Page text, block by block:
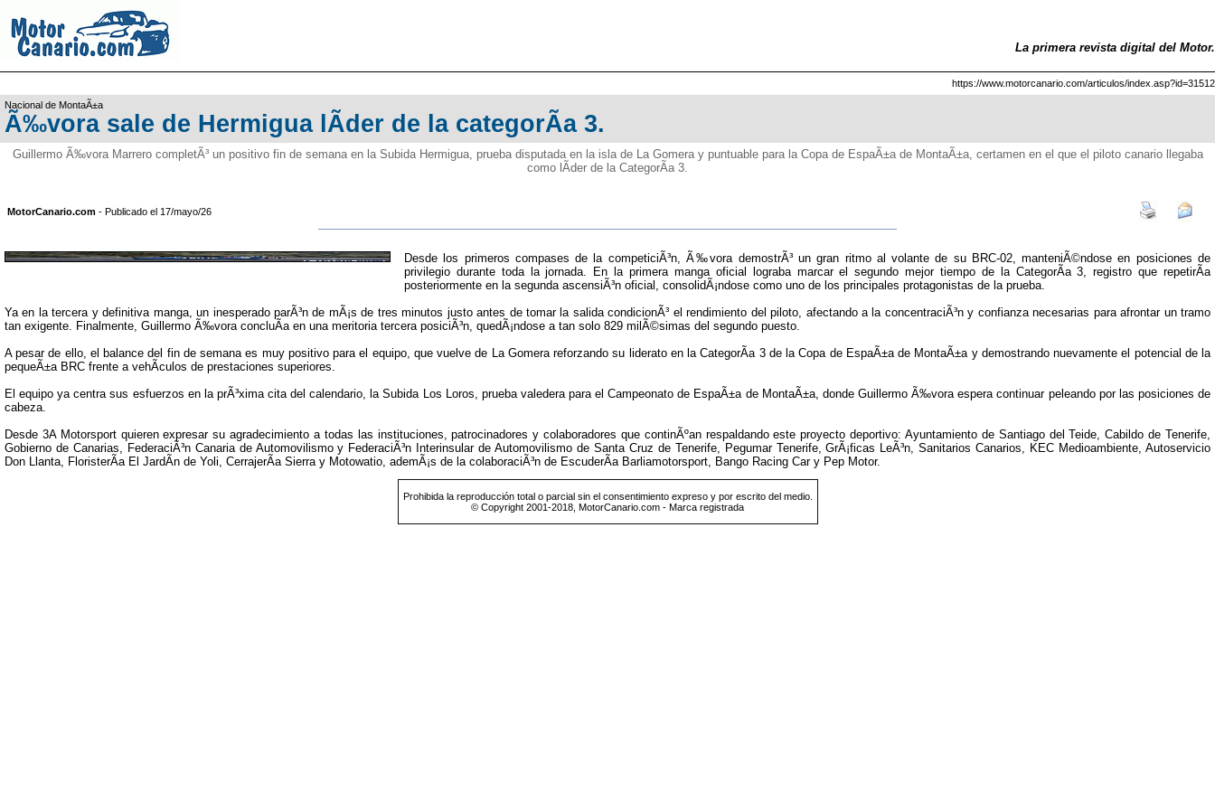
La primera revista digital del Motor.
https://www.motorcanario.com/articulos/index.asp?id=31512
Nacional de MontaÃ±a
Ã‰vora sale de Hermigua lÃ­der de la categorÃ­a 3.
Guillermo Ã‰vora Marrero completÃ³ un positivo fin de semana en la Subida Hermigua, prueba disputada en la isla de La Gomera y puntuable para la Copa de EspaÃ±a de MontaÃ±a, certamen en el que el piloto canario llegaba
como lÃ­der de la CategorÃ­a 3.
MotorCanario.com - Publicado el 17/mayo/26
Desde los primeros compases de la competiciÃ³n, Ã‰vora demostrÃ³ un gran ritmo al volante de su BRC-02, manteniÃ©ndose en posiciones de
privilegio durante toda la jornada. En la primera manga oficial lograba marcar el segundo mejor tiempo de la CategorÃ­a 3, registro que repetirÃ­a
posteriormente en la segunda ascensiÃ³n oficial, consolidÃ¡ndose como uno de los principales protagonistas de la prueba.
Ya en la tercera y definitiva manga, un inesperado parÃ³n de mÃ¡s de tres minutos justo antes de tomar la salida condicionÃ³ el rendimiento del piloto, afectando a la concentraciÃ³n y confianza necesarias para afrontar un tramo
tan exigente. Finalmente, Guillermo Ã‰vora concluÃ­a en una meritoria tercera posiciÃ³n, quedÃ¡ndose a tan solo 829 milÃ©simas del segundo puesto.
A pesar de ello, el balance del fin de semana es muy positivo para el equipo, que vuelve de La Gomera reforzando su liderato en la CategorÃ­a 3 de la Copa de EspaÃ±a de MontaÃ±a y demostrando nuevamente el potencial de la
pequeÃ±a BRC frente a vehÃ­culos de prestaciones superiores.
El equipo ya centra sus esfuerzos en la prÃ³xima cita del calendario, la Subida Los Loros, prueba valedera para el Campeonato de EspaÃ±a de MontaÃ±a, donde Guillermo Ã‰vora espera continuar peleando por las posiciones de
cabeza.
Desde 3A Motorsport quieren expresar su agradecimiento a todas las instituciones, patrocinadores y colaboradores que continÃºan respaldando este proyecto deportivo: Ayuntamiento de Santiago del Teide, Cabildo de Tenerife,
Gobierno de Canarias, FederaciÃ³n Canaria de Automovilismo y FederaciÃ³n Interinsular de Automovilismo de Santa Cruz de Tenerife, Pegumar Tenerife, GrÃ¡ficas LeÃ³n, Sanitarios Canarios, KEC Medioambiente, Autoservicio
Don Llanta, FloristerÃ­a El JardÃ­n de Yoli, CerrajerÃ­a Sierra y Motowatio, ademÃ¡s de la colaboraciÃ³n de EscuderÃ­a Barliamotorsport, Bango Racing Car y Pep Motor.
Prohibida la reproducción total o parcial sin el consentimiento expreso y por escrito del medio.
© Copyright 2001-2018, MotorCanario.com - Marca registrada